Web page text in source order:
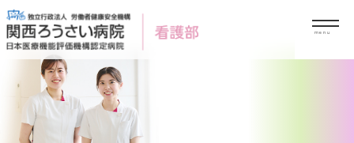
Skip
to
content